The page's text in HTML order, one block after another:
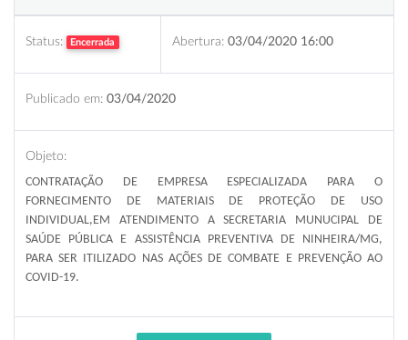
Status: Encerrada Abertura: 03/04/2020 16:00
Publicado em: 03/04/2020
Objeto:
CONTRATAÇÃO DE EMPRESA ESPECIALIZADA PARA O
FORNECIMENTO DE MATERIAIS DE PROTEÇÃO DE USO
INDIVIDUAL,EM ATENDIMENTO A SECRETARIA MUNUCIPAL DE
SAÚDE PÚBLICA E ASSISTÊNCIA PREVENTIVA DE NINHEIRA/MG,
PARA SER ITILIZADO NAS AÇÕES DE COMBATE E PREVENÇÃO AO
COVID-19.